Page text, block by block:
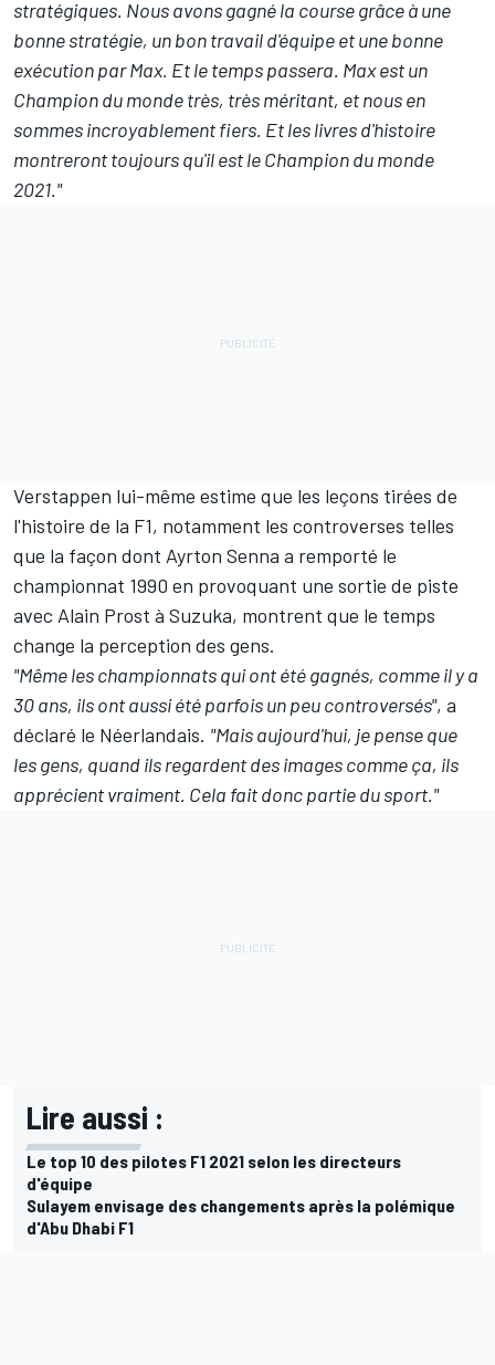
stratégiques. Nous avons gagné la course grâce à une
bonne stratégie, un bon travail d'équipe et une bonne
exécution par Max. Et le temps passera. Max est un
Champion du monde très, très méritant, et nous en
sommes incroyablement fiers. Et les livres d'histoire
montreront toujours qu'il est le Champion du monde
2021."
Verstappen lui-même estime que les leçons tirées de
l'histoire de la F1, notamment les controverses telles
que la façon dont Ayrton Senna a remporté le
championnat 1990 en provoquant une sortie de piste
avec Alain Prost à Suzuka, montrent que le temps
change la perception des gens.
"Même les championnats qui ont été gagnés, comme il y a
30 ans, ils ont aussi été parfois un peu controversés", a
déclaré le Néerlandais. "Mais aujourd'hui, je pense que
les gens, quand ils regardent des images comme ça, ils
apprécient vraiment. Cela fait donc partie du sport."
Lire aussi :
Le top 10 des pilotes F1 2021 selon les directeurs
d'équipe
Sulayem envisage des changements après la polémique
d'Abu Dhabi F1